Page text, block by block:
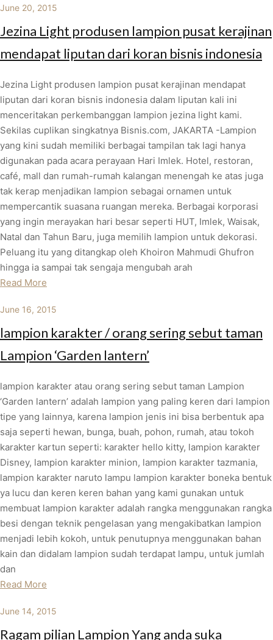
June 20, 2015
Jezina Light produsen lampion pusat kerajinan
mendapat liputan dari koran bisnis indonesia
Jezina Light produsen lampion pusat kerajinan mendapat
liputan dari koran bisnis indonesia dalam liputan kali ini
menceritakan perkembanggan lampion jezina light kami.
Sekilas cuplikan singkatnya Bisnis.com, JAKARTA -Lampion
yang kini sudah memiliki berbagai tampilan tak lagi hanya
digunakan pada acara perayaan Hari Imlek. Hotel, restoran,
café, mall dan rumah-rumah kalangan menengah ke atas juga
tak kerap menjadikan lampion sebagai ornamen untuk
mempercantik suasana ruangan mereka. Berbagai korporasi
yang ingin merayakan hari besar seperti HUT, Imlek, Waisak,
Natal dan Tahun Baru, juga memilih lampion untuk dekorasi.
Peluang itu yang ditangkap oleh Khoiron Mahmudi Ghufron
hingga ia sampai tak sengaja mengubah arah
Read More
June 16, 2015
lampion karakter / orang sering sebut taman
Lampion ‘Garden lantern’
lampion karakter atau orang sering sebut taman Lampion
‘Garden lantern’ adalah lampion yang paling keren dari lampion
tipe yang lainnya, karena lampion jenis ini bisa berbentuk apa
saja seperti hewan, bunga, buah, pohon, rumah, atau tokoh
karakter kartun seperti: karakter hello kitty, lampion karakter
Disney, lampion karakter minion, lampion karakter tazmania,
lampion karakter naruto lampu lampion karakter boneka bentuk
ya lucu dan keren keren bahan yang kami gunakan untuk
membuat lampion karakter adalah rangka menggunakan rangka
besi dengan teknik pengelasan yang mengakibatkan lampion
menjadi lebih kokoh, untuk penutupnya menggunakan bahan
kain dan didalam lampion sudah terdapat lampu, untuk jumlah
dan
Read More
June 14, 2015
Ragam pilian Lampion Yang anda suka